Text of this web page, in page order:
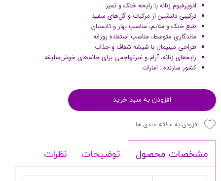
ادوپرفیوم زنانه با رایحه خنک و تمیز
ترکیبی دلنشین از مرکبات و گل‌های سفید
طبع خنک و ملایم، مناسب بهار و تابستان
ماندگاری متوسط، مناسب استفاده روزانه
طراحی مینیمال با شیشه شفاف و جذاب
رایحه‌ای زنانه، آرام و غیرتهاجمی برای خانم‌های خوش‌سلیقه
کشور سازنده : امارات
افزودن به سبد خرید
افزودن به علاقه مندی ها
مشخصات محصول توضیحات نظرات